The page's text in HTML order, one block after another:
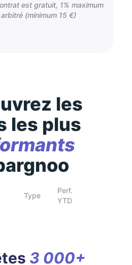
est gratuit, 1% maximum
(minimum 15 €)
les
les plus
Type
Perf.
YTD
3 000+